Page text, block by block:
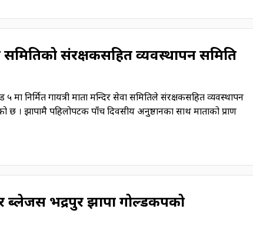
समितिको संरक्षकसहित व्यवस्थापन समिति
५ मा निर्मित गायत्री माता मन्दिर सेवा समितिले संरक्षकसहित व्यवस्थापन
छ । झापामै पहिलोपटक पाँच दिवसीय अनुष्ठानका साथ माताको प्राण
ब्लेजर्स भद्रपुर झापा गोल्डकपको